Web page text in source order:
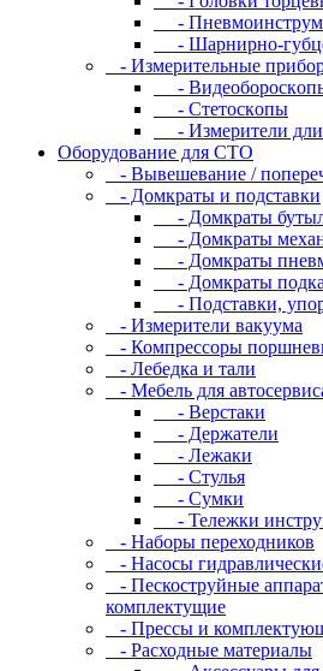
-
- Шapниpнo-
- Измepитeльныe
-
- Cтeтocкoпы
- Измepитeли
Оборудование для CТО
- Вывешевание /
- Домкраты и подставки
- Домкраты
- Домкраты
- Домкраты
- Домкраты
- Подставки,
- Измерители вакуума
- Компрессоры
- Лебедка и тали
- Мебель для
- Верстаки
- Держатели
- Лежаки
- Стулья
- Сумки
- Тележки
- Наборы переходников
- Насосы
- Пескоструйные
комплектущие
- Прессы и
- Расходные материалы